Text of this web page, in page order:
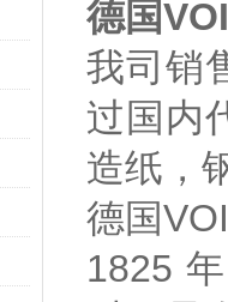
德国
我司销
过国内
造纸，
德国
1825